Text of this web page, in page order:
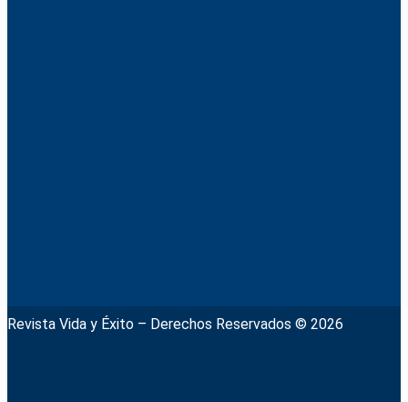
Revista Vida y Éxito – Derechos Reservados © 2026